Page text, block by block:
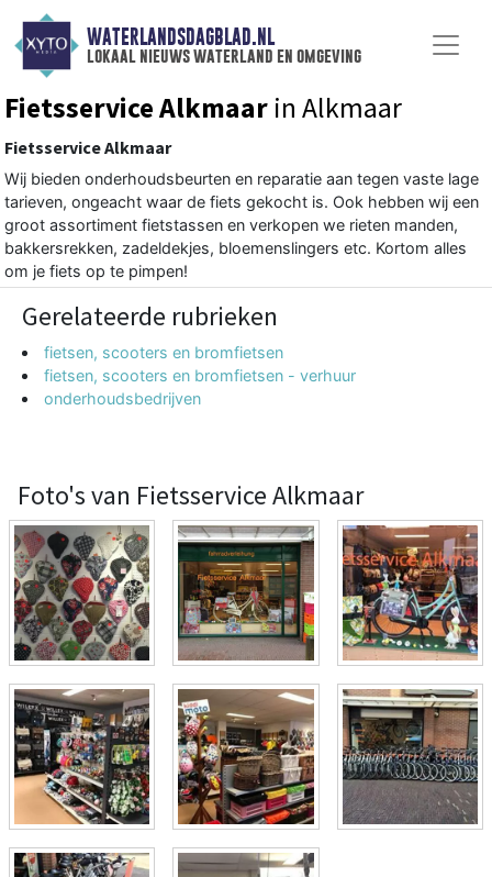
WATERLANDSDAGBLAD.NL
lokaal nieuws waterland en omgeving
Fietsservice Alkmaar in Alkmaar
Fietsservice Alkmaar
Wij bieden onderhoudsbeurten en reparatie aan tegen vaste lage
tarieven, ongeacht waar de fiets gekocht is. Ook hebben wij een
groot assortiment fietstassen en verkopen we rieten manden,
bakkersrekken, zadeldekjes, bloemenslingers etc. Kortom alles
om je fiets op te pimpen!
Gerelateerde rubrieken
fietsen, scooters en bromfietsen
fietsen, scooters en bromfietsen - verhuur
onderhoudsbedrijven
Foto's van Fietsservice Alkmaar